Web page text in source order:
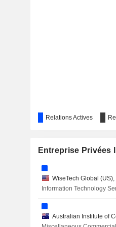
Relations Actives
Entreprise Privées
WiseTech Global (US),
Information Technology
Australian Institute of